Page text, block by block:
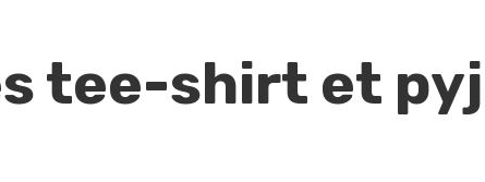
tee-shirt et